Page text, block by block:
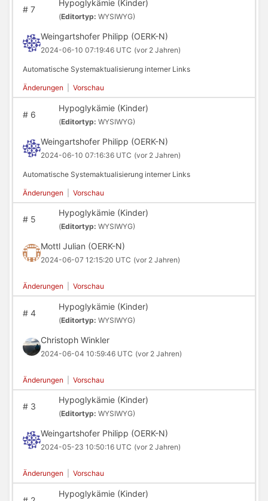
#7
Hypoglykämie (Kinder)
(Editortyp: WYSIWYG)
Weingartshofer Philipp (OERK-N)
2024-06-10 07:19:46 UTC (vor 2 Jahren)
Automatische Systemaktualisierung interner Links
Änderungen Vorschau
#6
Hypoglykämie (Kinder)
(Editortyp: WYSIWYG)
Weingartshofer Philipp (OERK-N)
2024-06-10 07:16:36 UTC (vor 2 Jahren)
Automatische Systemaktualisierung interner Links
Änderungen Vorschau
#5
Hypoglykämie (Kinder)
(Editortyp: WYSIWYG)
Mottl Julian (OERK-N)
2024-06-07 12:15:20 UTC (vor 2 Jahren)
Änderungen Vorschau
#4
Hypoglykämie (Kinder)
(Editortyp: WYSIWYG)
Christoph Winkler
2024-06-04 10:59:46 UTC (vor 2 Jahren)
Änderungen Vorschau
#3
Hypoglykämie (Kinder)
(Editortyp: WYSIWYG)
Weingartshofer Philipp (OERK-N)
2024-05-23 10:50:16 UTC (vor 2 Jahren)
Änderungen Vorschau
Hypoglykämie (Kinder)